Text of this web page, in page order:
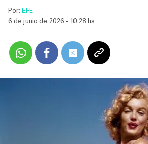
Por: EFE
6 de junio de 2026 - 10:28 hs